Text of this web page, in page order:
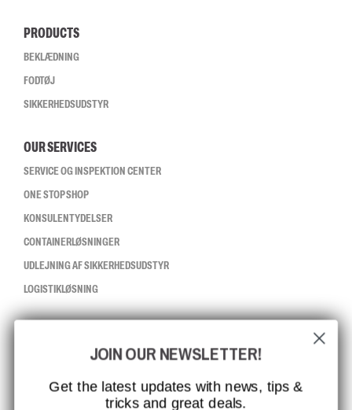
PRODUCTS
BEKLÆDNING
FODTØJ
SIKKERHEDSUDSTYR
OUR SERVICES
SERVICE OG INSPEKTION CENTER
ONE STOP SHOP
KONSULENTYDELSER
CONTAINERLØSNINGER
UDLEJNING AF SIKKERHEDSUDSTYR
LOGISTIKLØSNING
ISO-CERTIFICERING
GLOBAL RÆKKEVIDDE
MISSION, VISION OG VÆRDIER
JOIN OUR NEWSLETTER!
Get the latest updates with news, tips &
tricks and great deals.